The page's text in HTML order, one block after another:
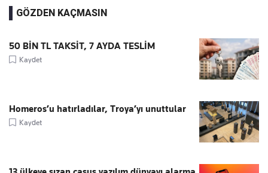
GÖZDEN KAÇMASIN
50 BİN TL TAKSİT, 7 AYDA TESLİM
Kaydet
Homeros’u hatırladılar, Troya’yı unuttular
Kaydet